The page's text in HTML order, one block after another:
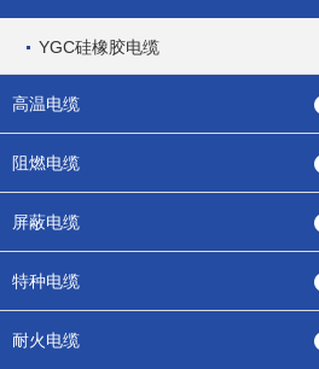
YGC硅橡胶电缆
高温电缆
阻燃电缆
屏蔽电缆
特种电缆
耐火电缆